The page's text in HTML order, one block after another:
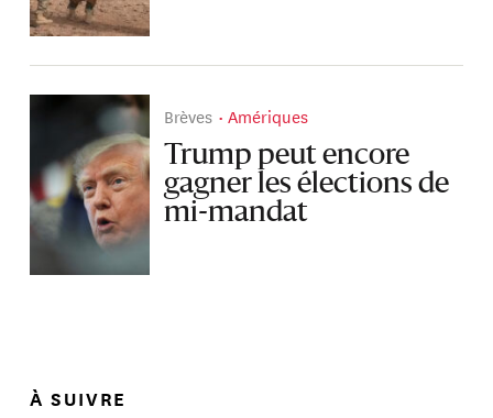
Brèves Amériques
Trump peut encore
gagner les élections de
mi-mandat
À SUIVRE